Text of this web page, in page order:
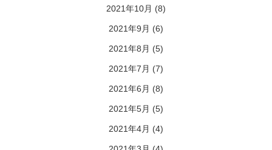
2021年10月 (8)
2021年9月 (6)
2021年8月 (5)
2021年7月 (7)
2021年6月 (8)
2021年5月 (5)
2021年4月 (4)